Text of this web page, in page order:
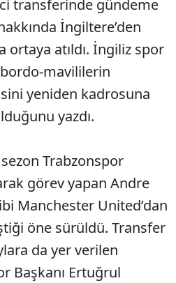
transferinde gündeme
İngiltere’den
atıldı. İngiliz spor
bordo-mavililerin
yeniden kadrosuna
yazdı.
Trabzonspor
görev yapan Andre
Manchester United’dan
öne sürüldü. Transfer
da yer verilen
Başkanı Ertuğrul